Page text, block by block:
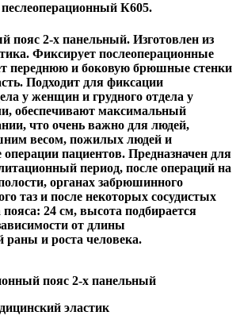
К605.
пояс 2-х панельный. Изготовлен из
Фиксирует послеоперационные
переднюю и боковую брюшные стенки
Подходит для фиксации
у женщин и грудного отдела у
обеспечивают максимальный
что очень важно для людей,
весом, пожилых людей и
операции пациентов. Предназначен для
период, после операций на
органах забрюшинного
таз и после некоторых сосудистых
24 см, высота подбирается
от длины
раны и роста человека.
пояс 2-х панельный
эластик